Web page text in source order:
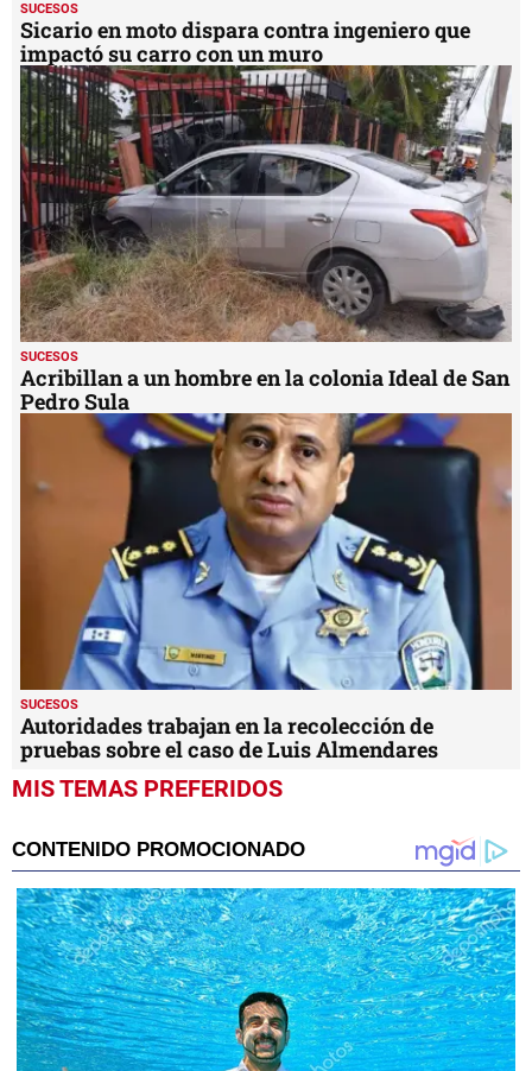
SUCESOS
Sicario en moto dispara contra ingeniero que
impactó su carro con un muro
SUCESOS
Acribillan a un hombre en la colonia Ideal de San
Pedro Sula
SUCESOS
Autoridades trabajan en la recolección de
pruebas sobre el caso de Luis Almendares
MIS TEMAS PREFERIDOS